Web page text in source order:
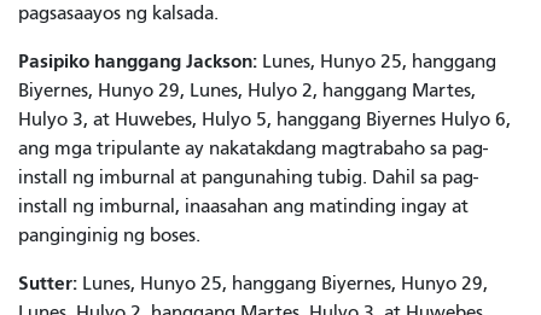
pagsasaayos ng kalsada.
Pasipiko hanggang Jackson: Lunes, Hunyo 25, hanggang
Biyernes, Hunyo 29, Lunes, Hulyo 2, hanggang Martes,
Hulyo 3, at Huwebes, Hulyo 5, hanggang Biyernes Hulyo 6,
ang mga tripulante ay nakatakdang magtrabaho sa pag-
install ng imburnal at pangunahing tubig. Dahil sa pag-
install ng imburnal, inaasahan ang matinding ingay at
panginginig ng boses.
Sutter: Lunes, Hunyo 25, hanggang Biyernes, Hunyo 29,